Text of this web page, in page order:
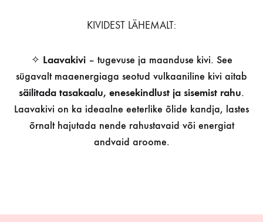
KIVIDEST LÄHEMALT:
✧ Laavakivi– tugevuse ja maanduse kivi. See
sügavalt maaenergiaga seotud vulkaaniline kivi aitab
säilitada tasakaalu, enesekindlust ja sisemist rahu.
Laavakivi on ka ideaalne eeterlike õlide kandja, lastes
õrnalt hajutada nende rahustavaid või energiat
andvaid aroome.